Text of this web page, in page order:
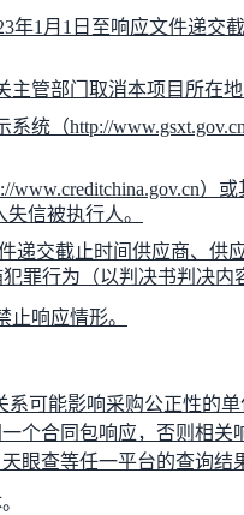
年1 月 1 日至响应文件递交
主管部门取消本项目所在
系统（http://www.gsxt.gov.cn
www.creditchina.gov.cn）或
信被执行人。
递交截止时间供应商、供
罪行为（以判决书判决内
响应情形。
系可能影响采购公正性的
个合同包响应，否则相关
眼查等任一平台的查询结